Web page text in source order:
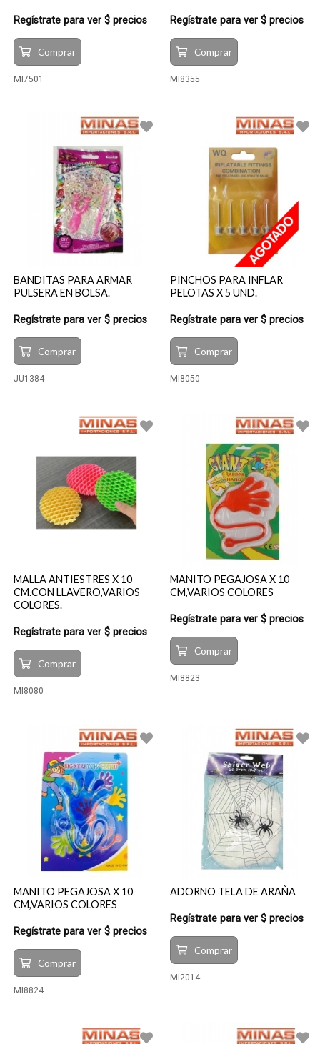
Regístrate para ver $ precios
Comprar
MI7501
Regístrate para ver $ precios
Comprar
MI8355
BANDITAS PARA ARMAR
PULSERA EN BOLSA.
Regístrate para ver $ precios
Comprar
JU1384
PINCHOS PARA INFLAR
PELOTAS X 5 UND.
Regístrate para ver $ precios
Comprar
MI8050
MALLA ANTIESTRES X 10
CM.CON LLAVERO,VARIOS
COLORES.
Regístrate para ver $ precios
Comprar
MI8080
MANITO PEGAJOSA X 10
CM,VARIOS COLORES
Regístrate para ver $ precios
Comprar
MI8823
MANITO PEGAJOSA X 10
CM,VARIOS COLORES
Regístrate para ver $ precios
Comprar
MI8824
ADORNO TELA DE ARAÑA
Regístrate para ver $ precios
Comprar
MI2014